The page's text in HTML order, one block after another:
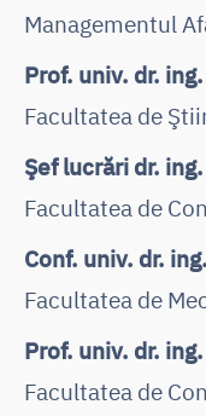
Managementul
Prof. univ. dr.
Facultatea de
Şef lucrări dr.
Facultatea de
Conf. univ. dr.
Facultatea de
Prof. univ. dr.
Facultatea de